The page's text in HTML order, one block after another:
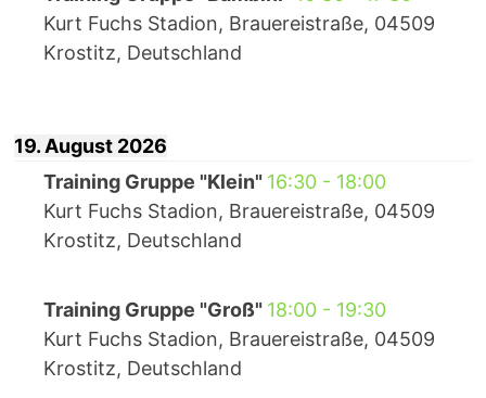
Kurt Fuchs Stadion, Brauereistraße, 04509
Krostitz, Deutschland
19. August 2026
Training Gruppe "Klein" 16:30- 18:00
Kurt Fuchs Stadion, Brauereistraße, 04509
Krostitz, Deutschland
Training Gruppe "Groß" 18:00- 19:30
Kurt Fuchs Stadion, Brauereistraße, 04509
Krostitz, Deutschland